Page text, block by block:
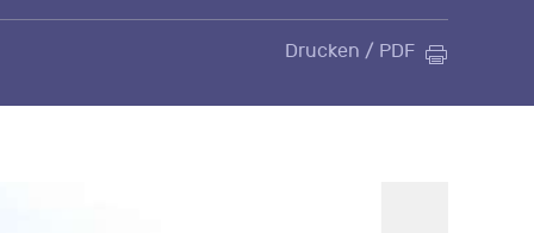
Drucken / PDF